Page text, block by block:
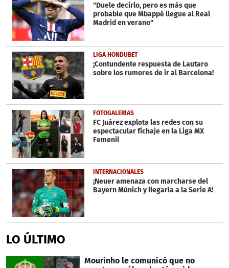
''Duele decirlo, pero es más que
probable que Mbappé llegue al Real
Madrid en verano''
LIGA HONDUBET
¡Contundente respuesta de Lautaro
sobre los rumores de ir al Barcelona!
FOTOGALERÍAS
FC Juárez explota las redes con su
espectacular fichaje en la Liga MX
Femenil
INTERNACIONALES
¡Neuer amenaza con marcharse del
Bayern Múnich y llegaría a la Serie A!
LO ÚLTIMO
Mourinho le comunicó que no